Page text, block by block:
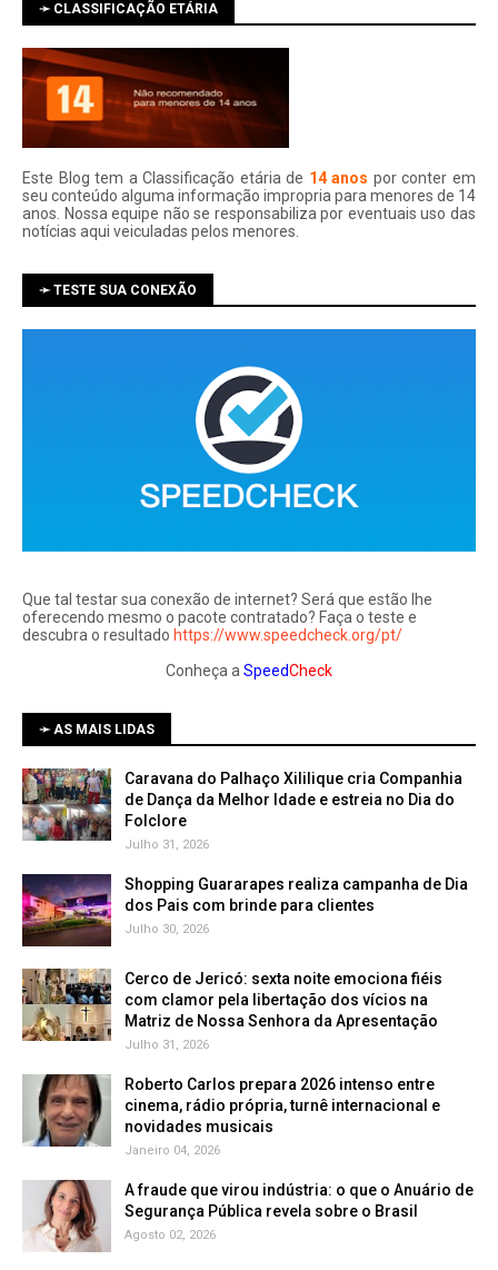
➛ CLASSIFICAÇÃO ETÁRIA
Este Blog tem a Classificação etária de 14 anos por conter em
seu conteúdo alguma informação impropria para menores de 14
anos. Nossa equipe não se responsabiliza por eventuais uso das
notí­cias aqui veiculadas pelos menores.
➛ TESTE SUA CONEXÃO
Que tal testar sua conexão de internet? Será que estão lhe
oferecendo mesmo o pacote contratado? Faça o teste e
descubra o resultado https://www.speedcheck.org/pt/
Conheça a SpeedCheck
➛ AS MAIS LIDAS
Caravana do Palhaço Xililique cria Companhia
de Dança da Melhor Idade e estreia no Dia do
Folclore
Julho 31, 2026
Shopping Guararapes realiza campanha de Dia
dos Pais com brinde para clientes
Julho 30, 2026
Cerco de Jericó: sexta noite emociona fiéis
com clamor pela libertação dos vícios na
Matriz de Nossa Senhora da Apresentação
Julho 31, 2026
Roberto Carlos prepara 2026 intenso entre
cinema, rádio própria, turnê internacional e
novidades musicais
Janeiro 04, 2026
A fraude que virou indústria: o que o Anuário de
Segurança Pública revela sobre o Brasil
Agosto 02, 2026